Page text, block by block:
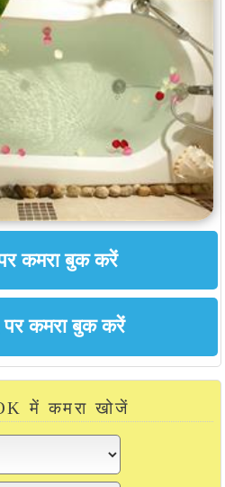
में कमरा खोजें